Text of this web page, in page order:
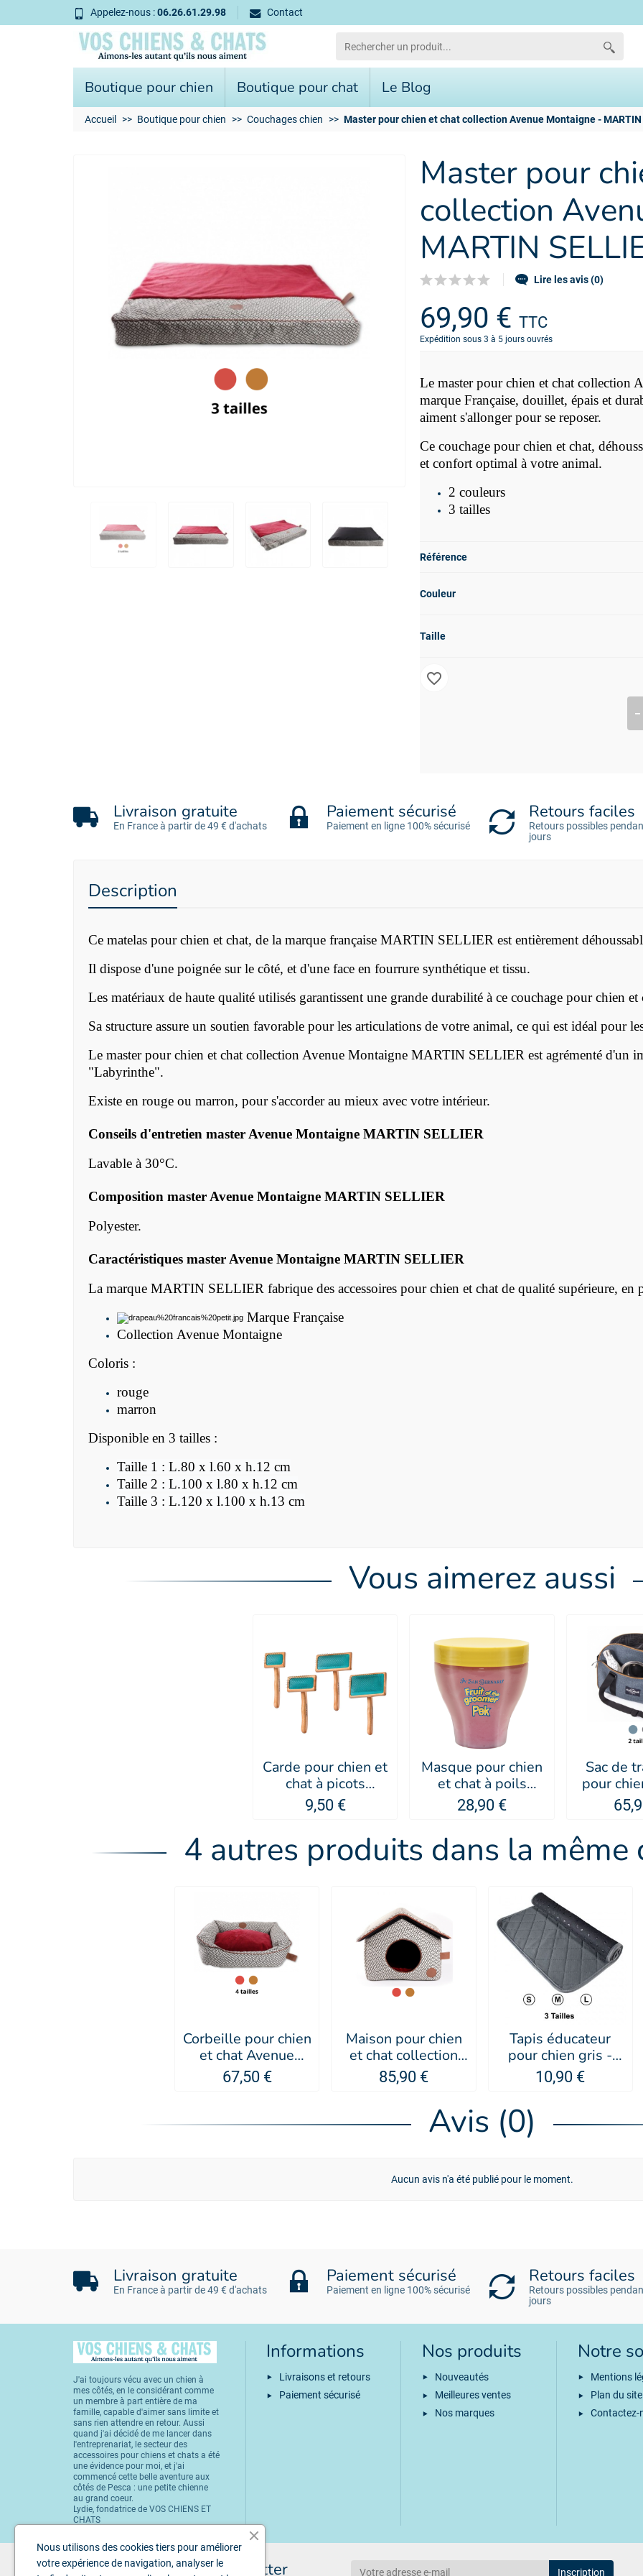
Appelez-nous :06.26.61.29.98 Contact
Boutique pour chien Boutique pour chat Le Blog
Accueil Boutique pour chien Couchages chien Master pour chien et chat collection Avenue Montaigne - MARTIN
Master pour
collection
MARTIN
Lire les avis (0)
69,90 €TTC
Expédition sous 3 à 5 jours ouvrés
Le master pour chien et chatcollection
marque Française, douillet, épais et
aiment s'allonger pour se reposer.
Ce couchage pour chien et chat,
et confort optimal à votre animal.
2 couleurs
3 tailles
Référence
Couleur
Taille
favorite_border
Livraison gratuite
En France à partir de 49 € d'achats
Paiement sécurisé
Paiement en ligne 100% sécurisé
Retours faciles
Retours possibles
jours
Description
Ce matelas pour chien et chat, de la marque française MARTIN SELLIER est entièrement
Il dispose d'une poignée sur le côté, et d'une face en fourrure synthétique et tissu.
Les matériaux de haute qualité utilisés garantissent une grande durabilité à ce couchage pour chien et
Sa structure assure un soutien favorable pour les articulations de votre animal, ce qui est idéal pour
Le master pour chien et chat collection Avenue Montaigne MARTIN SELLIER est agrémenté d'un
"Labyrinthe".
Existe en rouge ou marron, pour s'accorder au mieux avec votre intérieur.
Conseils d'entretien master Avenue Montaigne MARTIN SELLIER
Lavable à 30°C.
Composition master Avenue Montaigne MARTIN SELLIER
Polyester.
Caractéristiques master Avenue Montaigne MARTIN SELLIER
La marque MARTIN SELLIER fabrique des accessoires pour chien et chat de qualité supérieure,
Marque Française
Collection Avenue Montaigne
Coloris :
rouge
marron
Disponible en 3 tailles :
Taille 1 : L.80 x l.60 x h.12 cm
Taille 2 : L.100 x l.80 x h.12 cm
Taille 3 : L.120 x l.100 x h.13 cm
Vous aimerez aussi
Carde pour chien et
chat à picots
supersoft Kebek -
Artero
9,50 €
Masque pour chien
et chat à poils
courts cerise IV SAN
BERNARD
28,90 €
Sac de
pour
Guest
MARTIN
4 autres produits dans la même
Corbeille pour chien
et chat Avenue
Montaigne -
MARTIN SELLIER
67,50 €
Maison pour chien
et chat collection
Avenue Montaigne -
MARTIN SELLIER
85,90 €
Tapis éducateur
pour chien gris -
Doogy
10,90 €
Avis (0)
Aucun avis n'a été publié pour le moment.
Livraison gratuite
En France à partir de 49 € d'achats
Paiement sécurisé
Paiement en ligne 100% sécurisé
Retours faciles
Retours possibles
jours
J'ai toujours vécu avec un chien à
mes côtés, en le considérant comme
un membre à part entière de ma
famille, capable d'aimer sans limite et
sans rien attendre en retour. Aussi
quand j'ai décidé de me lancer dans
l'entreprenariat, le secteur des
accessoires pour chiens et chats a été
une évidence pour moi, et j'ai
commencé cette belle aventure aux
côtés de Pesca : une petite chienne
au grand coeur.
Lydie, fondatrice de VOS CHIENS ET
CHATS
Informations
Livraisons et retours
Paiement sécurisé
Nos produits
Nouveautés
Meilleures ventes
Nos marques
Notre
Mentions
Plan du site
Contactez-
Inscription à la newsletter
Nous utilisons des cookies tiers pour améliorer
votre expérience de navigation, analyser le